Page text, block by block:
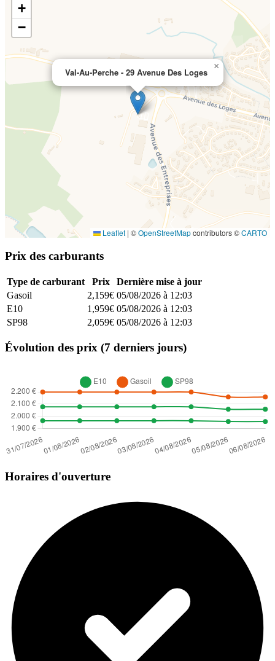
Val-Au-Perche - 29 Avenue Des Loges
×
+
−
Leaflet | ©OpenStreetMapcontributors ©CARTO
Prix des carburants
Type de carburant Prix
Dernière mise à jour
Gasoil
2,159€ 05/08/2026 à 12:03
E10
1,959€ 05/08/2026 à 12:03
SP98
2,059€ 05/08/2026 à 12:03
Évolution des prix (7 derniers jours)
Horaires d'ouverture